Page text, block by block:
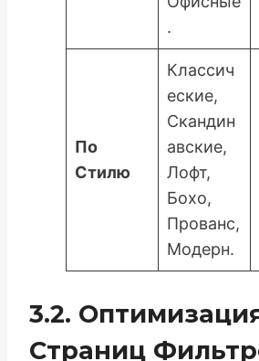
.
По
Стилю
Классич
еские,
Скандин
авские,
Лофт,
Бохо,
Прованс,
Модерн.
3.2.
Страниц